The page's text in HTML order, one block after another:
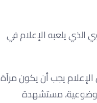
الذي يلعبه الإعلام في
يجب أن يكون مرآة
مستشهدة